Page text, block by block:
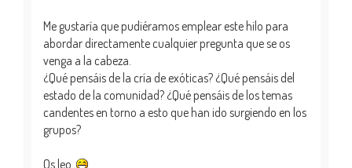
Me gustaría que pudiéramos emplear este hilo para
abordar directamente cualquier pregunta que se os
venga a la cabeza.
¿Qué pensáis de la cría de exóticas? ¿Qué pensáis del
estado de la comunidad? ¿Qué pensáis de los temas
candentes en torno a esto que han ido surgiendo en los
grupos?
Os leo.